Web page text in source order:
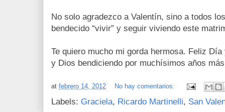
No solo agradezco a Valentín, sino a todos
bendecido “vivir” y seguir viviendo este
Te quiero mucho mi gorda hermosa. Feliz
y Dios bendiciendo por muchísimos años
at febrero 14, 2012 No hay comentarios:
Labels: Graciela, Ricardo Martinelli, San